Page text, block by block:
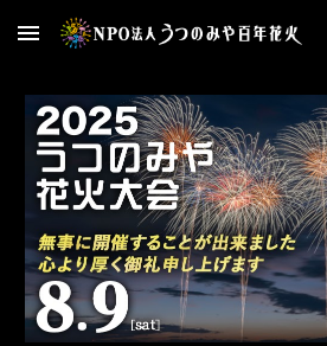
Skip to main content